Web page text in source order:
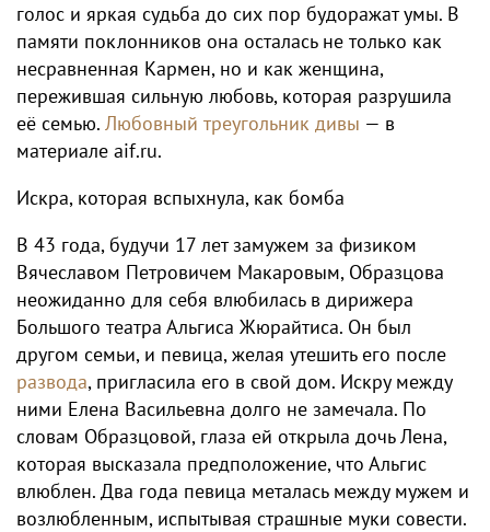
голос и яркая судьба до сих пор будоражат умы. В
памяти поклонников она осталась не только как
несравненная Кармен, но и как женщина,
пережившая сильную любовь, которая разрушила
её семью. Любовный треугольник дивы — в
материале aif.ru.
Искра, которая вспыхнула, как бомба
В 43 года, будучи 17 лет замужем за физиком
Вячеславом Петровичем Макаровым, Образцова
неожиданно для себя влюбилась в дирижера
Большого театра Альгиса Жюрайтиса. Он был
другом семьи, и певица, желая утешить его после
развода, пригласила его в свой дом. Искру между
ними Елена Васильевна долго не замечала. По
словам Образцовой, глаза ей открыла дочь Лена,
которая высказала предположение, что Альгис
влюблен. Два года певица металась между мужем и
возлюбленным, испытывая страшные муки совести.